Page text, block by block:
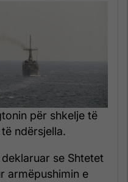
për shkelje të
ndërsjella.
se Shtetet
armëpushimin e